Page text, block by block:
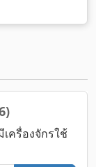
ครื่องจักรใช้